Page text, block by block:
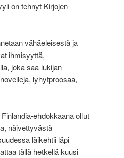
on tehnyt Kirjojen
vähäeleisestä ja
ihmisyyttä,
joka saa lukijan
lyhytproosaa,
ehdokkaana ollut
näivettyvästä
läikehtii läpi
tällä hetkellä kuusi